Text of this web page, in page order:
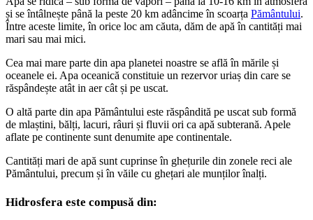
și se întâlnește până la peste 20 km adâncime în scoarța Pământului.
Între aceste limite, în orice loc am căuta, dăm de apă în cantități mai
mari sau mai mici.
Cea mai mare parte din apa planetei noastre se află în mările și
oceanele ei. Apa oceanică constituie un rezervor uriaș din care se
răspândește atât in aer cât și pe uscat.
O altă parte din apa Pământului este răspândită pe uscat sub formă
de mlaștini, bălți, lacuri, râuri și fluvii ori ca apă subterană. Apele
aflate pe continente sunt denumite ape continentale.
Cantități mari de apă sunt cuprinse în ghețurile din zonele reci ale
Pământului, precum și în văile cu ghețari ale munților înalți.
Hidrosfera este compusă din: